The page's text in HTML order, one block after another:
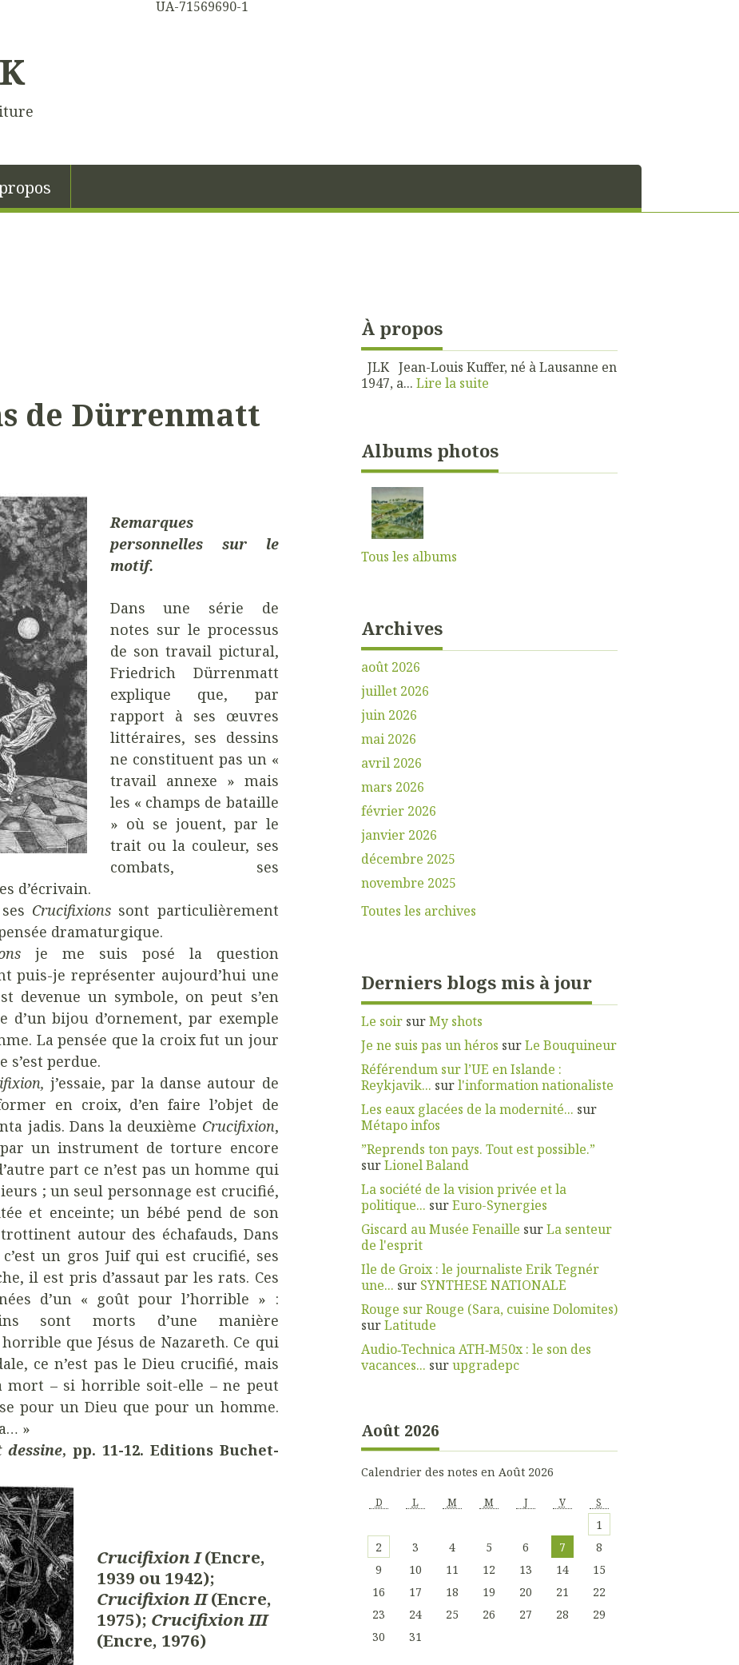
UA-71569690-1
de Dürrenmatt
Remarques
personnelles
sur le
motif.
Dans une série de
notes sur le processus
de son travail pictural,
Friedrich Dürrenmatt
explique que, par
rapport à ses œuvres
littéraires, ses dessins
ne constituent pas un «
travail annexe » mais
les « champs de bataille
» où se jouent, par le
trait ou la couleur, ses
combats, ses
d’écrivain.
Crucifixions sont particulièrement
dramaturgique.
je me suis posé la question
puis-je représenter aujourd’hui une
devenue un symbole, on peut s’en
d’un bijou d’ornement, par exemple
La pensée que la croix fut un jour
perdue.
j’essaie, par la danse autour de
en croix, d’en faire l’objet de
jadis. Dans la deuxième Crucifixion,
un instrument de torture encore
part ce n’est pas un homme qui
; un seul personnage est crucifié,
et enceinte; un bébé pend de son
autour des échafauds, Dans
c’est un gros Juif qui est crucifié, ses
il est pris d’assaut par les rats. Ces
d’un « goût pour l’horrible » :
sont morts d’une manière
que Jésus de Nazareth. Ce qui
ce n’est pas le Dieu crucifié, mais
mort – si horrible soit-elle – ne peut
pour un Dieu que pour un homme.
»
, pp. 11-12. Editions Buchet-
Crucifixion I(Encre,
1939 ou 1942);
Crucifixion II(Encre,
1975); Crucifixion III
(Encre, 1976)
À propos
JLK Jean-Louis Kuffer, né à Lausanne en
1947, a... Lire la suite
Albums photos
Tous les albums
Archives
août 2026
juillet 2026
juin 2026
mai 2026
avril 2026
mars 2026
février 2026
janvier 2026
décembre 2025
novembre 2025
Toutes les archives
Derniers blogs mis à jour
Le soirsurMy shots
Je ne suis pas un héros surLe Bouquineur
Référendum sur l’UE en Islande :
Reykjavik... surl'information nationaliste
Les eaux glacées de la modernité... sur
Métapo infos
”Reprends ton pays. Tout est possible.”
surLionel Baland
La société de la vision privée et la
politique... surEuro-Synergies
Giscard au Musée Fenaille surLa senteur
de l'esprit
Ile de Groix : le journaliste Erik Tegnér
une... sur SYNTHESE NATIONALE
Rouge sur Rouge (Sara, cuisine Dolomites)
surLatitude
Audio‑Technica ATH‑M50x : le son des
vacances... surupgradepc
Août 2026
Calendrier des notes en Août 2026
D L M M J V S
1
2
3 4 5 6 7
8
9
10 11 12 13 14
15
16
17 18 19 20 21
22
23
24 25 26 27 28
29
30
31